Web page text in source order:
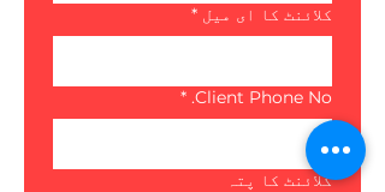
کلائنٹ کا ای میل *
Client Phone No.
*
کلائنٹ کا پتہ